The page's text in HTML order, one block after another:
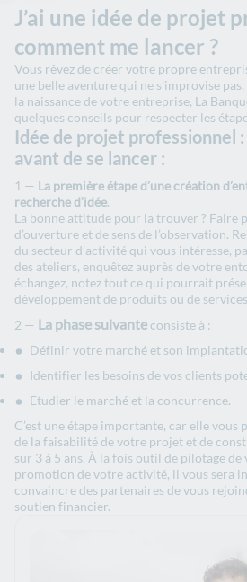
J’ai une idée de projet
comment me lancer ?
Vous rêvez de créer votre propre
une belle aventure qui ne s’improvise
la naissance de votre entreprise, La
quelques conseils pour respecter les
Idée de projet professionnel
avant de se lancer :
La première étape d’une création
recherche d’idée.
La bonne attitude pour la trouver ? Faire
d’ouverture et de sens de l’observation.
du secteur d’activité qui vous intéresse,
des ateliers, enquêtez auprès de votre
échangez, notez tout ce qui pourrait
développement de produits ou de
La phase suivante consiste à :
Définir votre marché et son
Identifier les besoins de vos clients
Etudier le marché et la concurrence.
C’est une étape importante, car elle vous
de la faisabilité de votre projet et de
sur 3 à 5 ans. À la fois outil de pilotage
promotion de votre activité, il vous sera
convaincre des partenaires de vous
soutien financier.